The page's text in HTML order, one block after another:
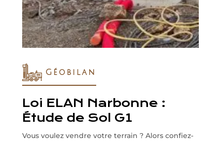
Géobilan
Loi ELAN Narbonne :
Étude de Sol G1
Vous voulez vendre votre terrain ? Alors confiez-